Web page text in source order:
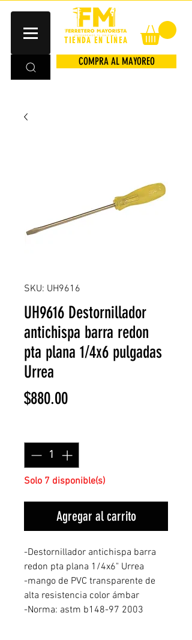
TIENDA EN LÍNEA
COMPRA AL MAYOREO
SKU: UH9616
UH9616 Destornillador
antichispa barra redon
pta plana 1/4x6 pulgadas
Urrea
$880.00Precio
Solo 7 disponible(s)
Agregar al carrito
-Destornillador antichispa barra
redon pta plana 1/4x6" Urrea
-mango de PVC transparente de
alta resistencia color ámbar
-Norma: astm b148-97 2003